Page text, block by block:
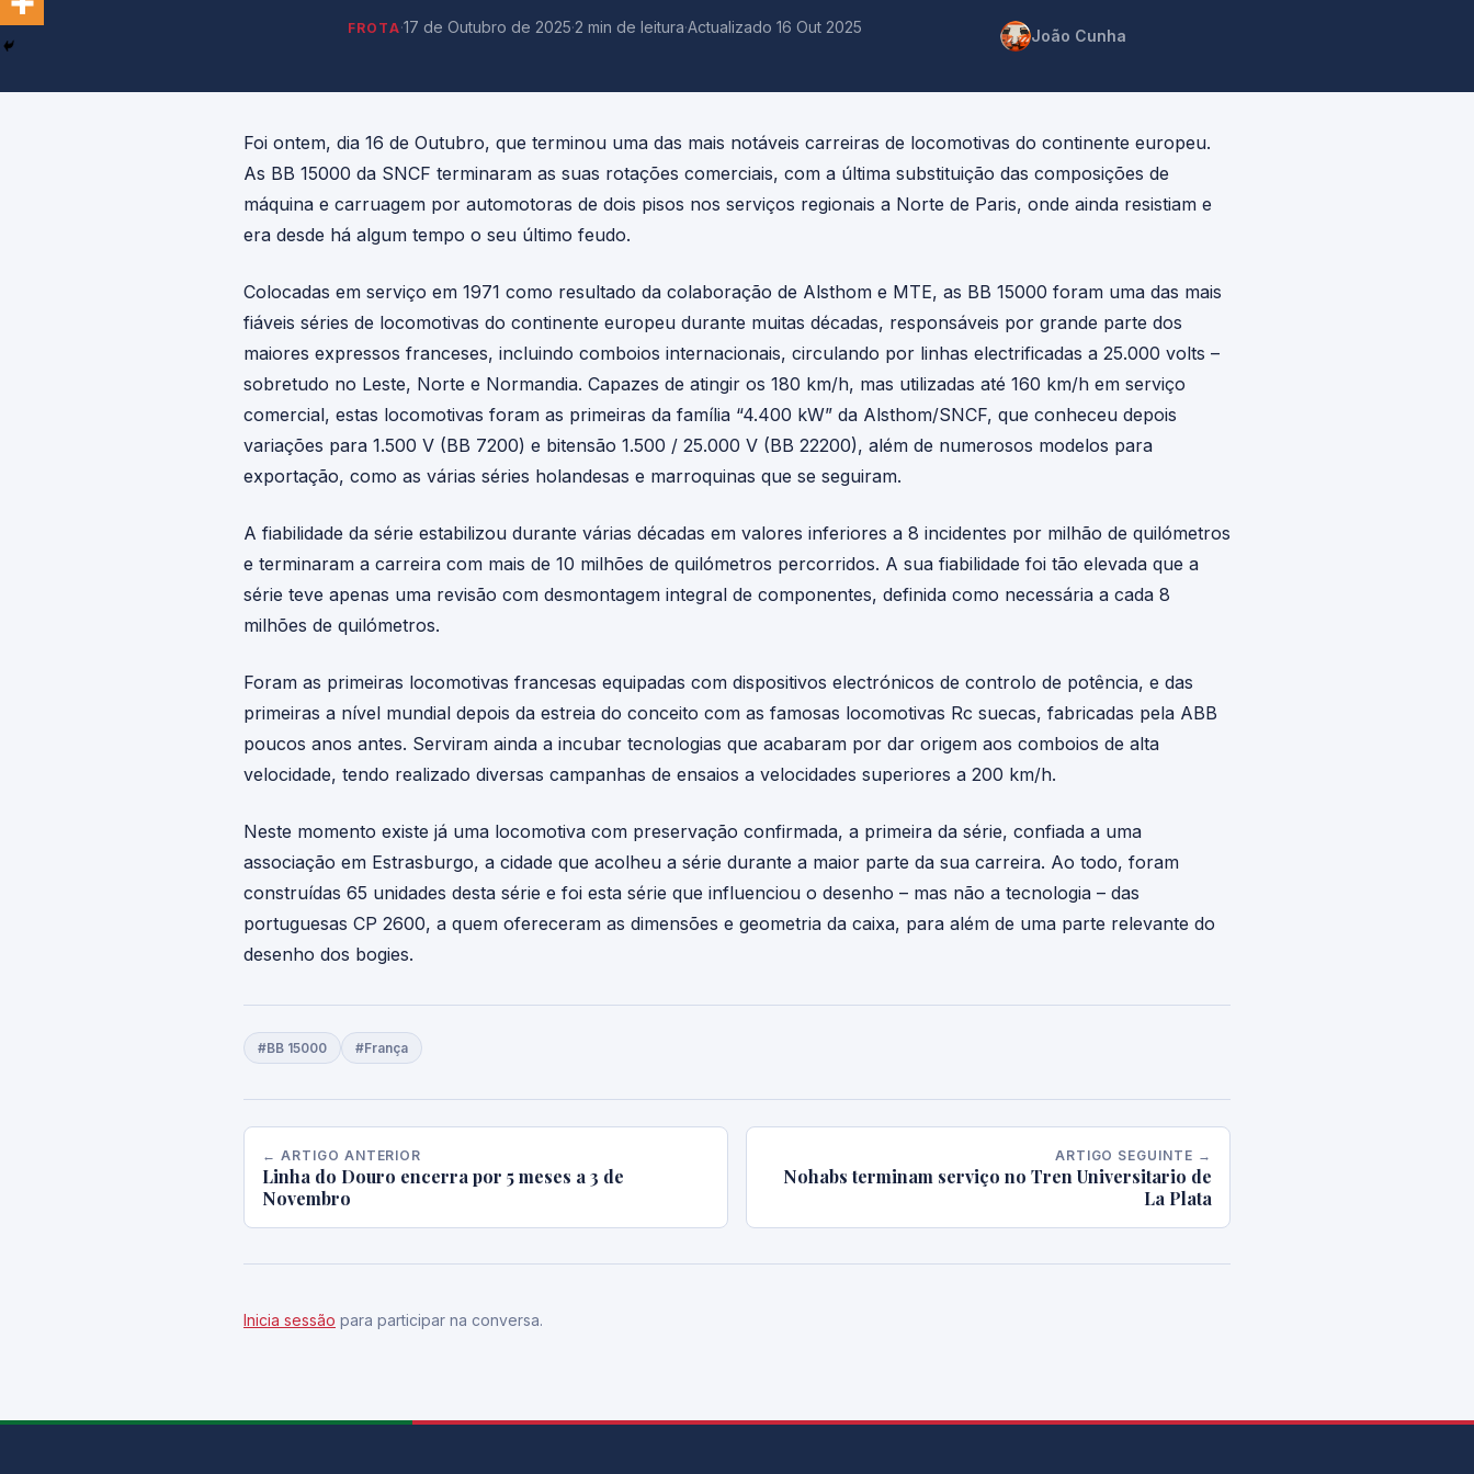
FROTA·17 de Outubro de 2025·2 min de leitura·Actualizado 16 Out 2025 João Cunha
Foi ontem, dia 16 de Outubro, que terminou uma das mais notáveis carreiras de locomotivas do continente europeu.
As BB 15000 da SNCF terminaram as suas rotações comerciais, com a última substituição das composições de
máquina e carruagem por automotoras de dois pisos nos serviços regionais a Norte de Paris, onde ainda resistiam e
era desde há algum tempo o seu último feudo.
Colocadas em serviço em 1971 como resultado da colaboração de Alsthom e MTE, as BB 15000 foram uma das mais
fiáveis séries de locomotivas do continente europeu durante muitas décadas, responsáveis por grande parte dos
maiores expressos franceses, incluindo comboios internacionais, circulando por linhas electrificadas a 25.000 volts –
sobretudo no Leste, Norte e Normandia. Capazes de atingir os 180 km/h, mas utilizadas até 160 km/h em serviço
comercial, estas locomotivas foram as primeiras da família “4.400 kW” da Alsthom/SNCF, que conheceu depois
variações para 1.500 V (BB 7200) e bitensão 1.500 / 25.000 V (BB 22200), além de numerosos modelos para
exportação, como as várias séries holandesas e marroquinas que se seguiram.
A fiabilidade da série estabilizou durante várias décadas em valores inferiores a 8 incidentes por milhão de quilómetros
e terminaram a carreira com mais de 10 milhões de quilómetros percorridos. A sua fiabilidade foi tão elevada que a
série teve apenas uma revisão com desmontagem integral de componentes, definida como necessária a cada 8
milhões de quilómetros.
Foram as primeiras locomotivas francesas equipadas com dispositivos electrónicos de controlo de potência, e das
primeiras a nível mundial depois da estreia do conceito com as famosas locomotivas Rc suecas, fabricadas pela ABB
poucos anos antes. Serviram ainda a incubar tecnologias que acabaram por dar origem aos comboios de alta
velocidade, tendo realizado diversas campanhas de ensaios a velocidades superiores a 200 km/h.
Neste momento existe já uma locomotiva com preservação confirmada, a primeira da série, confiada a uma
associação em Estrasburgo, a cidade que acolheu a série durante a maior parte da sua carreira. Ao todo, foram
construídas 65 unidades desta série e foi esta série que influenciou o desenho – mas não a tecnologia – das
portuguesas CP 2600, a quem ofereceram as dimensões e geometria da caixa, para além de uma parte relevante do
desenho dos bogies.
#BB 15000 #França
← ARTIGO ANTERIOR
Linha do Douro encerra por 5 meses a 3 de
Novembro
ARTIGO SEGUINTE →
Nohabs terminam serviço no Tren Universitario de
La Plata
Inicia sessão para participar na conversa.